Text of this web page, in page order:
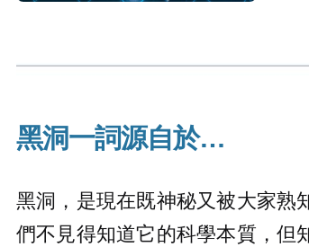
黑洞一詞源自於…
黑洞，是現在既神秘又被大家熟
們不見得知道它的科學本質，但